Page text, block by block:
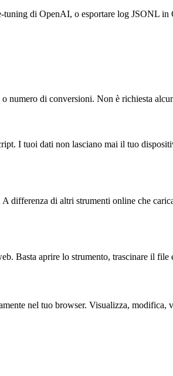
di OpenAI, o esportare log JSONL
numero di conversioni. Non è richiesta
I tuoi dati non lasciano mai il tuo
differenza di altri strumenti online che
Basta aprire lo strumento, trascinare il file
nel tuo browser. Visualizza,